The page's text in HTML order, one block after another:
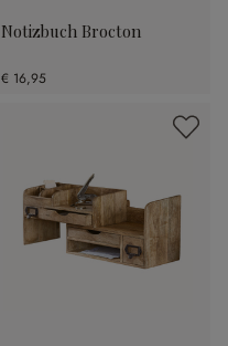
Notizbuch Brocton
€ 16,95